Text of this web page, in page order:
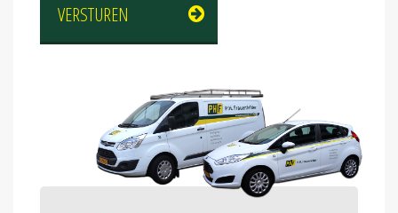
VERSTUREN